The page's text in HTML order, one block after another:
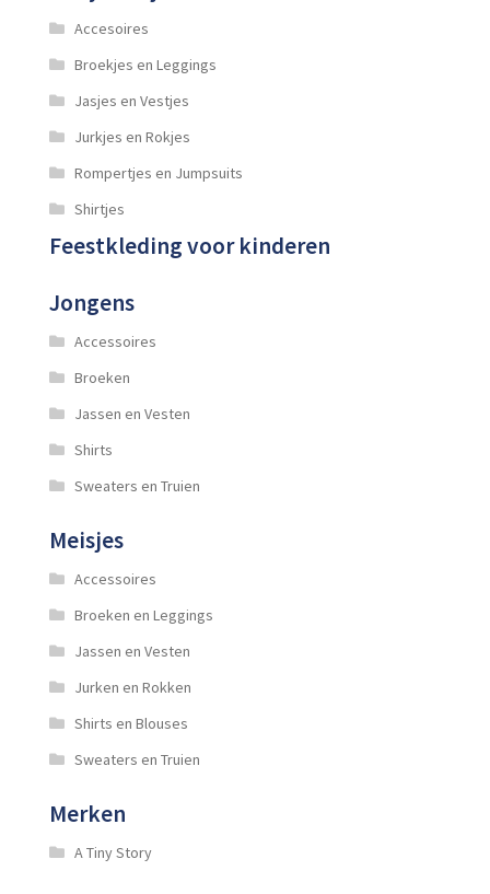
Accesoires
Broekjes en Leggings
Jasjes en Vestjes
Jurkjes en Rokjes
Rompertjes en Jumpsuits
Shirtjes
Feestkleding voor kinderen
Jongens
Accessoires
Broeken
Jassen en Vesten
Shirts
Sweaters en Truien
Meisjes
Accessoires
Broeken en Leggings
Jassen en Vesten
Jurken en Rokken
Shirts en Blouses
Sweaters en Truien
Merken
A Tiny Story